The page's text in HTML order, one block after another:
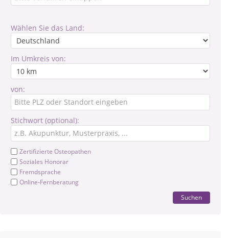
Wählen Sie das Land:
Im Umkreis von:
von:
Stichwort (optional):
Zertifizierte Osteopathen
Soziales Honorar
Fremdsprache
Online-Fernberatung
Suchen